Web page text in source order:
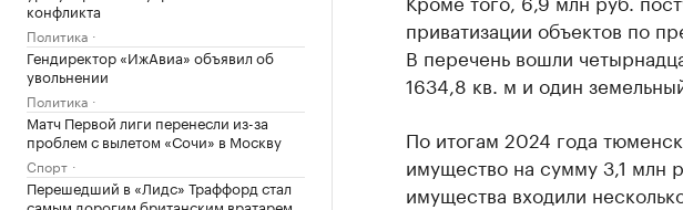
конфликта
Политика
Гендиректор «ИжАвиа» объявил об
увольнении
Политика
Матч Первой лиги перенесли из-за
проблем с вылетом «Сочи» в Москву
Спорт
Перешедший в «Лидс» Траффорд стал
самым дорогим британским вратарем
приватизации объектов по
В перечень вошли
1634,8 кв. м и один
По итогам 2024 года
имущество на сумму 3,1 млн
имущества входили